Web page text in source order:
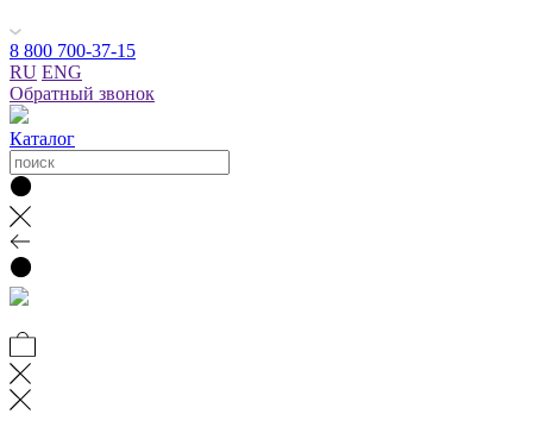
8 800 700-37-15
RU ENG
Обратный звонок
Каталог